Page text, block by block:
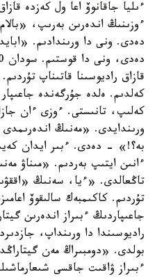
ءىليا جاقانوۆ اعا ول كەزدە
ءوزىنىڭ اندەرىن بەرىپ،
دەدى. ونى دا ورىندادىم.
قازاق راديوسىنا قاتىناپ
كەلدىم. ەلدە جۇرگەندە
كەلىپ، تانىستى. ءوزى ءان
ورىندايدى. «مەنىڭ
بە؟!» - دەدى. ءبىر ايدان
ءانىن ايتىپ بەردىم. «مىناۋ
تاڭعالدى. «ءيا، سەنىڭ
تۇردىم. كاكىمبەك سالىقوۆ
جاعىپاردىڭ ءبىراز اندەرىن
راديوسىندا دا ورىنداپ،
بولدى. «دومبىراڭ مەن
ءبىراز ۋاقىت جاقسى